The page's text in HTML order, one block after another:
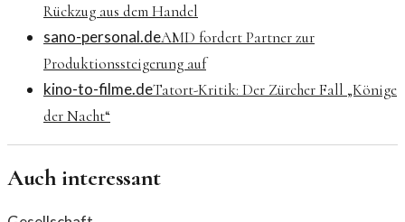
Rückzug aus dem Handel
sano-personal.deAMD fordert Partner zur
Produktionssteigerung auf
kino-to-filme.deTatort-Kritik: Der Zürcher Fall „Könige
der Nacht“
Auch interessant